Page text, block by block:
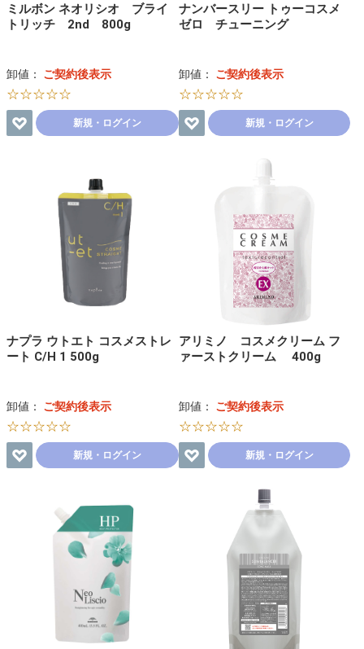
ミルボン ネオリシオ ブライ
トリッチ 2nd 800g
卸値： ご契約後表示
☆☆☆☆☆
新規・ログイン
ナンバースリー トゥーコスメ
ゼロ チューニング
卸値： ご契約後表示
☆☆☆☆☆
新規・ログイン
ナプラ ウトエト コスメストレ
ート C/H 1 500g
卸値： ご契約後表示
☆☆☆☆☆
新規・ログイン
アリミノ コスメクリーム フ
ァーストクリーム 400g
卸値： ご契約後表示
☆☆☆☆☆
新規・ログイン